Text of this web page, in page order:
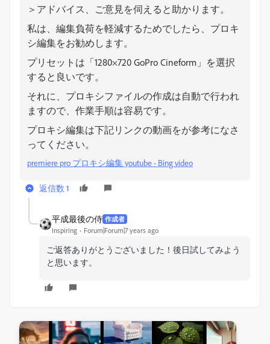
＞アドバイス、ご意見を伺えると助かります。
私は、編集負荷を軽減するためでしたら、プロキ
シ編集をお勧めします。
プリセットは「1280×720 GoPro Cineform」を選択
すると良いです。
それに、プロキシファイルの作成は自動で行われ
ますので、作業手順は容易です。
プロキシ編集は下記リンクの動画をが参考になさ
ってください。
premiere pro プロキシ編集 youtube - Bing video
返信数 1
平成最後の侍 作成者
Inspiring Forum|Forum|7 years ago
ご返答ありがとうございました！後日試してみよう
と思います。